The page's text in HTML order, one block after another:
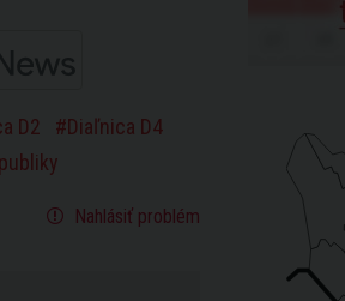
D2
Diaľnica D4
Nahlásiť problém